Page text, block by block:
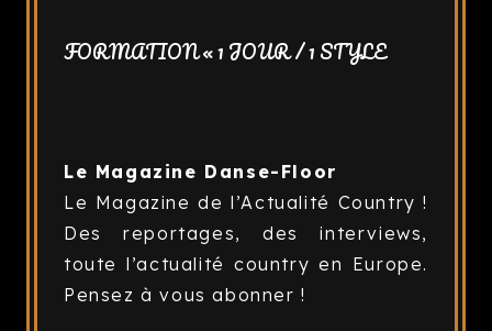
FORMATION « 1 JOUR / 1 STYLE
Le Magazine Danse-Floor
Le Magazine de l’Actualité Country !
Des reportages, des interviews,
toute l’actualité country en Europe.
Pensez à vous abonner !